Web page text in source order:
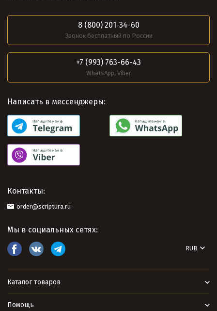
8 (800) 201-34-60
Звонок бесплатный по России
+7 (993) 763-66-43
WhatsApp, Viber
Написать в мессенджеры:
Контакты:
order@scriptura.ru
Мы в социальных сетях:
RUB
Каталог товаров
Помощь